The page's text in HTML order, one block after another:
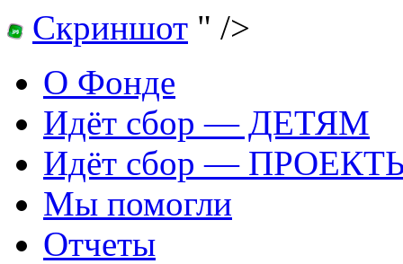
Скриншот " />
О Фонде
Идёт сбор — ДЕТЯМ
Идёт сбор —
Мы помогли
Отчеты